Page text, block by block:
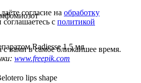
Radiesse 1.5 мл
lips shape
согласие на обработку
соглашаетесь c политикой
вами в самое ближайшее время.
www.freepik.com